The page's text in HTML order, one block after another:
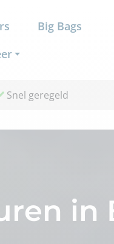
Big Bags
Snel geregeld
in